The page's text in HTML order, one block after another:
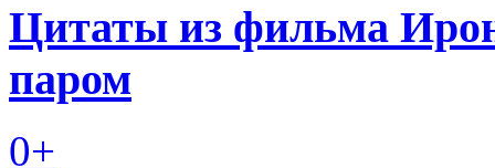
Цитаты из фильма
паром
0+